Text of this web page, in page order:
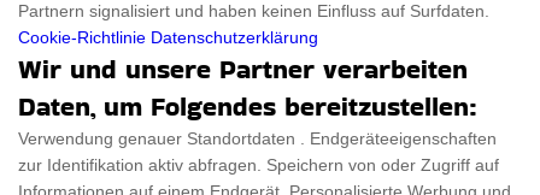
Ein Produkt einreichen
Kontakt
Ein Produkt einreichen
Geschenkeführer
Datenschutz­erklärung
Datenschutz­erklärung
Impressum
Cookies
Partnern signalisiert und haben keinen Einfluss auf Surfdaten.
Cookie-Richtlinie Datenschutzerklärung
Wir und unsere Partner verarbeiten
Daten, um Folgendes bereitzustellen:
Verwendung genauer Standortdaten . Endgeräteeigenschaften
zur Identifikation aktiv abfragen. Speichern von oder Zugriff auf